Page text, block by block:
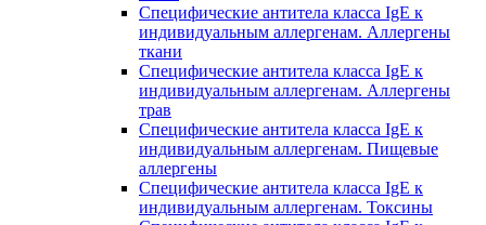
Специфические антитела класса IgE к
индивидуальным аллергенам. Аллергены
ткани
Специфические антитела класса IgE к
индивидуальным аллергенам. Аллергены
трав
Специфические антитела класса IgE к
индивидуальным аллергенам. Пищевые
аллергены
Специфические антитела класса IgE к
индивидуальным аллергенам. Токсины